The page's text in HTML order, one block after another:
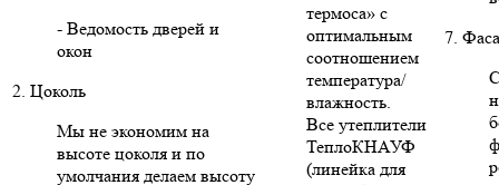
- Ведомость дверей и
окон
2. Цоколь
Мы не экономим на
высоте цоколя и по
умолчания делаем высоту
термоса» с
оптимальным
соотношением
температура/
влажность.
Все утеплители
ТеплоКНАУФ
(линейка для
7.